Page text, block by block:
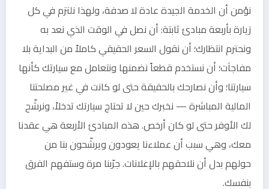
نؤمن أن الخدمة الجيدة عادة لا صدفة، ولهذا نلتزم في كل
زيارة بأربعة مبادئ ثابتة: أن نصل في الوقت الذي نعد به
ونحترم انتظارك؛ أن نقول السعر الحقيقي كاملاً من البداية بلا
مفاجآت؛ أن نستخدم قطعاً نضمنها ونتعامل مع سيارتك كأنها
سيارتنا؛ وأن نصارحك بالحقيقة حتى لو كانت في غير مصلحتنا
المالية المباشرة — نخبرك حين لا تحتاج سيارتك تدخلاً، ونرشّح
لك الأوفر حتى لو كان أرخص. هذه المبادئ الأربعة هي عقدنا
معك، وهي سبب أن عملاءنا يعودون ويرشّحون بنا من
حولهم بدل أن نلاحقهم بالإعلانات. جرّبنا مرة وستفهم الفرق
بنفسك.